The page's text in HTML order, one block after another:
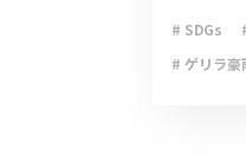
# SDGs
# ゲリラ豪